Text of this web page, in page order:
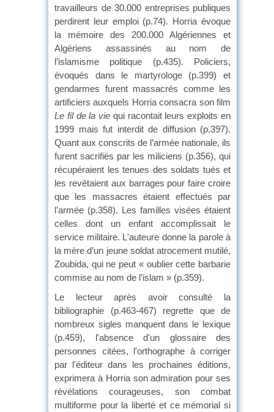
travailleurs de 30.000 entreprises publiques
perdirent leur emploi (p.74). Horria évoque
la mémoire des 200.000 Algériennes et
Algériens assassinés au nom de
l’islamisme politique (p.435). Policiers,
évoqués dans le martyrologe (p.399) et
gendarmes furent massacrés comme les
artificiers auxquels Horria consacra son film
Le fil de la vie qui racontait leurs exploits en
1999 mais fut interdit de diffusion (p.397).
Quant aux conscrits de l’armée nationale, ils
furent sacrifiés par les miliciens (p.356), qui
récupéraient les tenues des soldats tués et
les revêtaient aux barrages pour faire croire
que les massacres étaient effectués par
l’armée (p.358). Les familles visées étaient
celles dont un enfant accomplissait le
service militaire. L'auteure donne la parole à
la mère d’un jeune soldat atrocement mutilé,
Zoubida, qui ne peut « oublier cette barbarie
commise au nom de l’islam » (p.359).
Le lecteur après avoir consulté la
bibliographie (p.463-467) regrette que de
nombreux sigles manquent dans le lexique
(p.459), l'absence d'un glossaire des
personnes citées, l'orthographe à corriger
par l'éditeur dans les prochaines éditions,
exprimera à Horria son admiration pour ses
révélations courageuses, son combat
multiforme pour la liberté et ce mémorial si